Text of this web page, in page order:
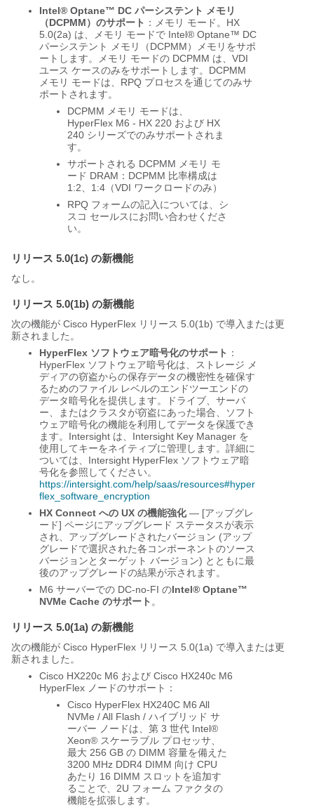
Intel® Optane™ DC パーシステント メモリ
（DCPMM）のサポート ：メモリ モード。HX
5.0(2a) は、メモリ モードで Intel® Optane™ DC
パーシステント メモリ（DCPMM）メモリをサポ
ートします。メモリ モードの DCPMM は、VDI
ユース ケースのみをサポートします。DCPMM
メモリ モードは、RPQ プロセスを通じてのみサ
ポートされます。
DCPMM メモリ モードは、
HyperFlex M6 - HX 220 および HX
240 シリーズでのみサポートされま
す。
サポートされる DCPMM メモリ モ
ード DRAM：DCPMM 比率構成は
1:2、1:4（VDI ワークロードのみ）
RPQ フォームの記入については、シ
スコ セールスにお問い合わせくださ
い。
リリース 5.0(1c) の新機能
なし。
リリース 5.0(1b) の新機能
次の機能が Cisco HyperFlex リリース 5.0(1b) で導入または更
新されました。
HyperFlex ソフトウェア暗号化のサポート ：
HyperFlex ソフトウェア暗号化は、ストレージ メ
ディアの窃盗からの保存データの機密性を確保す
るためのファイル レベルのエンドツーエンドの
データ暗号化を提供します。ドライブ、サーバ
ー、またはクラスタが窃盗にあった場合、ソフト
ウェア暗号化の機能を利用してデータを保護でき
ます。Intersight は、Intersight Key Manager を
使用してキーをネイティブに管理します。詳細に
ついては、Intersight HyperFlex ソフトウェア暗
号化を参照してください。
https://intersight.com/help/saas/resources#hyper
flex_software_encryption
HX Connect への UX の機能強化— [アップグレ
ード] ページにアップグレード ステータスが表示
され、アップグレードされたバージョン (アップ
グレードで選択された各コンポーネントのソース
バージョンとターゲット バージョン) とともに最
後のアップグレードの結果が示されます。
M6 サーバーでの DC-no-FI のIntel® Optane™
NVMe Cache のサポート 。
リリース 5.0(1a) の新機能
次の機能が Cisco HyperFlex リリース 5.0(1a) で導入または更
新されました。
Cisco HX220c M6 および Cisco HX240c M6
HyperFlex ノードのサポート：
Cisco HyperFlex HX240C M6 All
NVMe / All Flash / ハイブリッド サ
ーバー ノードは、第 3 世代 Intel®
Xeon® スケーラブル プロセッサ、
最大 256 GB の DIMM 容量を備えた
3200 MHz DDR4 DIMM 向け CPU
あたり 16 DIMM スロットを追加す
ることで、2U フォーム ファクタの
機能を拡張します。